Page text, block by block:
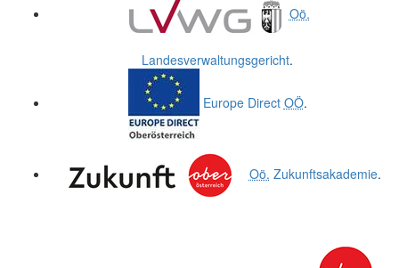
Oö.
Landesverwaltungsgericht.
Europe Direct OÖ.
Oö. Zukunftsakademie.